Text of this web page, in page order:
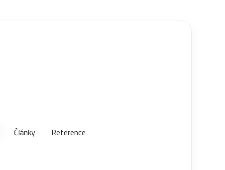
Články Reference